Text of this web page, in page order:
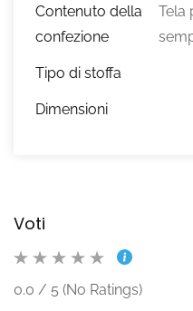
Contenuto della
confezione
Tela
Tipo di stoffa
Dimensioni
Voti
0.0 / 5 (No Ratings)